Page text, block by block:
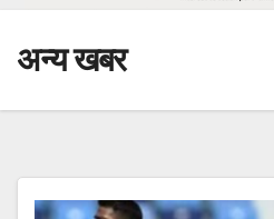
अन्य खबर